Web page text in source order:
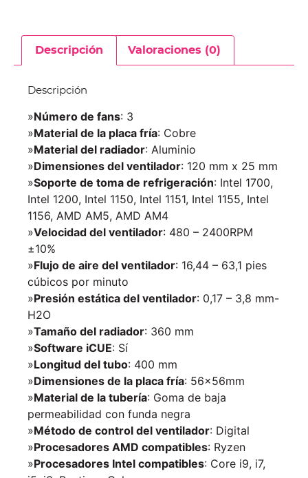
Descripción Valoraciones (0)
Descripción
»Número de fans: 3
»Material de la placa fría: Cobre
»Material del radiador: Aluminio
»Dimensiones del ventilador: 120 mm x 25 mm
»Soporte de toma de refrigeración: Intel 1700,
Intel 1200, Intel 1150, Intel 1151, Intel 1155, Intel
1156, AMD AM5, AMD AM4
»Velocidad del ventilador: 480 – 2400RPM
±10%
»Flujo de aire del ventilador: 16,44 – 63,1 pies
cúbicos por minuto
»Presión estática del ventilador: 0,17 – 3,8 mm-
H2O
»Tamaño del radiador: 360 mm
»Software iCUE: Sí
»Longitud del tubo: 400 mm
»Dimensiones de la placa fría: 56x56mm
»Material de la tubería: Goma de baja
permeabilidad con funda negra
»Método de control del ventilador: Digital
»Procesadores AMD compatibles: Ryzen
»Procesadores Intel compatibles: Core i9, i7,